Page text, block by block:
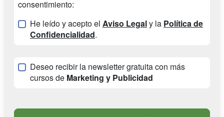
consentimiento:
He leído y acepto el Aviso Legaly la Política de
Confidencialidad.
Deseo recibir la newsletter gratuita con más
cursos de Marketing y Publicidad